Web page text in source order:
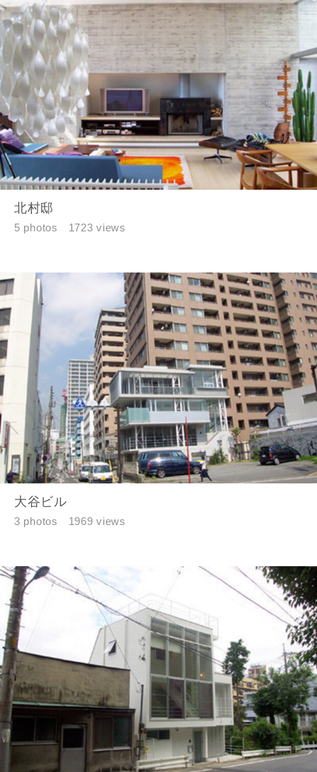
北村邸
5 photos 1723 views
大谷ビル
3 photos 1969 views
建築予定地
希望の予算
完成希望時期
同居する家族構成
資料請求にあたっての注意事項
当社は，当社の
当社は、本サービス又は利用契約に関し，お客様に発生した
損害について、債務不履行責任、不法行為責任、その他の法
律上の請求原因の如何を問わず賠償の責任を負わないものと
当社は、お客様が本サービスを利用することにより第三者と
の間で生じた紛争等について一切責任を負わないものとしま
入力内容を送信する
専門家の都合により、資料の送付が遅くなったり、送付
できない場合があります。あらかじめご了承ください。
閉じる
閉じる